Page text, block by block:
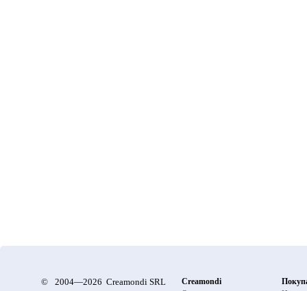
© 2004—2026 Creamondi SRL
Creamondi